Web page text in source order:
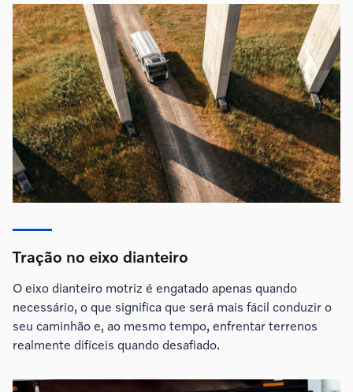
Tração no eixo dianteiro
O eixo dianteiro motriz é engatado apenas quando
necessário, o que significa que será mais fácil conduzir o
seu caminhão e, ao mesmo tempo, enfrentar terrenos
realmente difíceis quando desafiado.